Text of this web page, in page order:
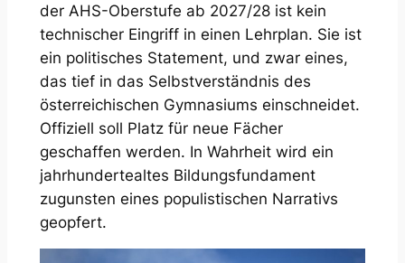
der AHS-Oberstufe ab 2027/28 ist kein
technischer Eingriff in einen Lehrplan. Sie ist
ein politisches Statement, und zwar eines,
das tief in das Selbstverständnis des
österreichischen Gymnasiums einschneidet.
Offiziell soll Platz für neue Fächer
geschaffen werden. In Wahrheit wird ein
jahrhundertealtes Bildungsfundament
zugunsten eines populistischen Narrativs
geopfert.